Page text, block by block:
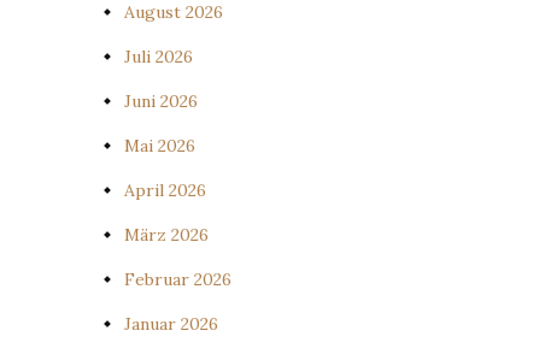
August 2026
Juli 2026
Juni 2026
Mai 2026
April 2026
März 2026
Februar 2026
Januar 2026